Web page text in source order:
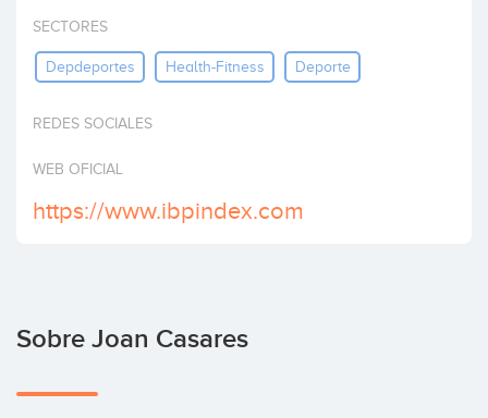
Invertir
SECTORES
Depdeportes Health-Fitness Deporte
REDES SOCIALES
WEB OFICIAL
https://www.ibpindex.com
Sobre Joan Casares